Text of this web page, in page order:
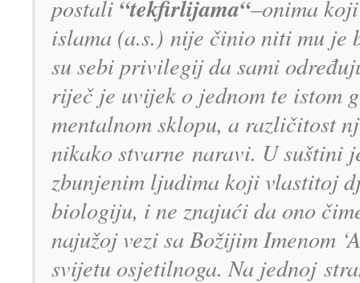
postali “tekfirlijama“–onima
islama (a.s.) nije činio niti mu je
su sebi privilegij da sami
riječ je uvijek o jednom te istom
mentalnom sklopu, a različitost
nikako stvarne naravi. U suštini
zbunjenim ljudima koji vlastitoj
biologiju, i ne znajući da ono
najužoj vezi sa Božijim Imenom
svijetu osjetilnoga. Na jednoj